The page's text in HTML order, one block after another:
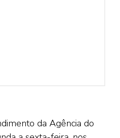
da Agência do